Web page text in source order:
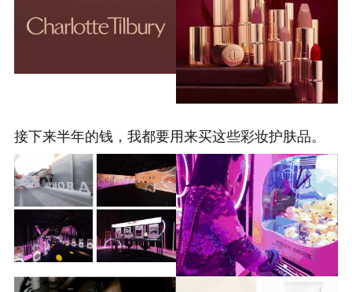
接下来半年的钱，我都要用来买这些彩妆护肤品。